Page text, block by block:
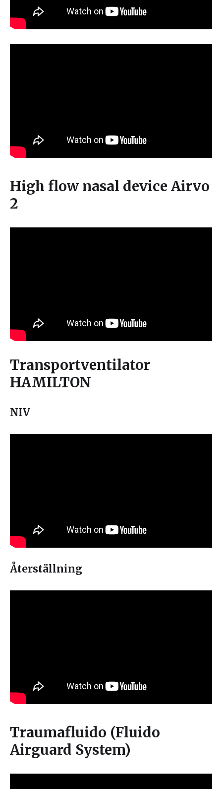
High flow nasal device Airvo
2
Transportventilator
HAMILTON
NIV
Återställning
Traumafluido (Fluido
Airguard System)